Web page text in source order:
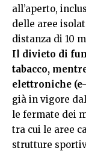
all’aperto,
delle aree
distanza di 10
Il divieto di
tabacco,
elettroniche
già in vigore
le fermate dei
tra cui le aree
strutture